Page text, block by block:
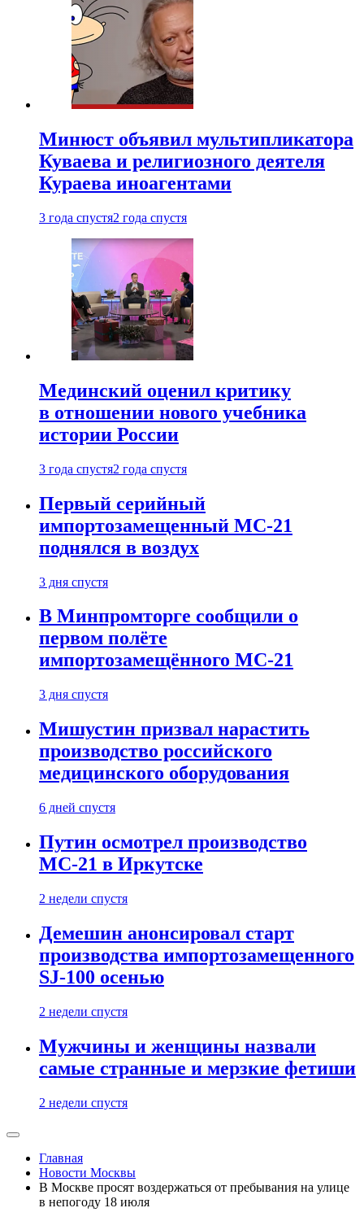
Минюст объявил мультипликатора
Куваева и религиозного деятеля
Кураева иноагентами
3 года спустя2 года спустя
Мединский оценил критику
в отношении нового учебника
истории России
3 года спустя2 года спустя
Первый серийный
импортозамещенный МС-21
поднялся в воздух
3 дня спустя
В Минпромторге сообщили о
первом полёте
импортозамещённого МС-21
3 дня спустя
Мишустин призвал нарастить
производство российского
медицинского оборудования
6 дней спустя
Путин осмотрел производство
МС-21 в Иркутске
2 недели спустя
Демешин анонсировал старт
производства импортозамещенного
SJ-100 осенью
2 недели спустя
Мужчины и женщины назвали
самые странные и мерзкие фетиши
2 недели спустя
Главная
Новости Москвы
В Москве просят воздержаться от пребывания на улице
в непогоду 18 июля